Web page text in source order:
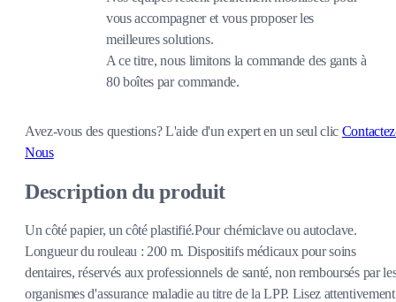
vous accompagner et vous proposer les
meilleures solutions.
A ce titre, nous limitons la commande des gants à
80 boîtes par commande.
Avez-vous des questions?L'aide d'un expert en un seul clic
Nous
Description du produit
Un côté papier, un côté plastifié.Pour chémiclave ou autoclave.
Longueur du rouleau : 200 m. Dispositifs médicaux pour soins
dentaires, réservés aux professionnels de santé, non remboursés par
organismes d'assurance maladie au titre de la LPP. Lisez attentivement